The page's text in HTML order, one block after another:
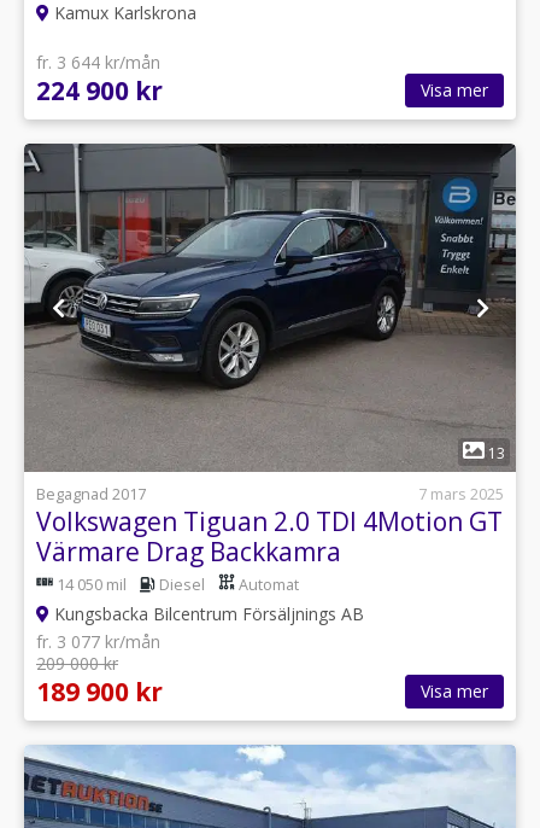
Kamux Karlskrona
fr. 3 644 kr/mån
224 900 kr Visa mer
1
13
Begagnad 2017
7 mars 2025
Volkswagen Tiguan 2.0 TDI 4Motion GT
Värmare Drag Backkamra
14 050 mil Diesel Automat
Kungsbacka Bilcentrum Försäljnings AB
fr. 3 077 kr/mån
209 000 kr
189 900 kr Visa mer